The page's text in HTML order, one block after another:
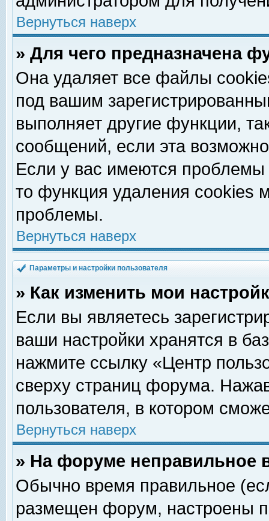
Вернуться наверх
» Для чего предназначена
Она удаляет все файлы
под вашим
выполняет другие функции,
сообщений, если эта
Если у вас имеются
то функция удаления cookies
проблемы.
Вернуться наверх
Параметры и настройки пользователя
» Как изменить мои
Если вы являетесь
ваши настройки хранятся в
нажмите ссылку «Центр
сверху страниц форума.
пользователя, в котором
Вернуться наверх
» На форуме неправильное
Обычно время правильное
размещен форум, настроены